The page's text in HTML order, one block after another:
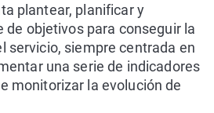
plantear, planificar y
de objetivos para conseguir la
servicio, siempre centrada en
una serie de indicadores
monitorizar la evolución de